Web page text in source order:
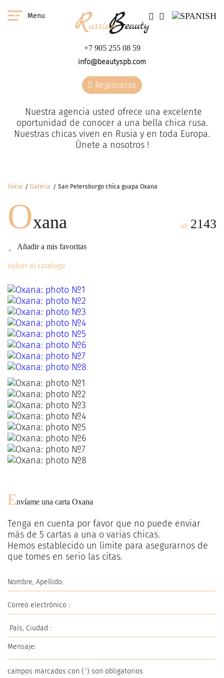
Menu
+7 905 255 08 59
info@beautyspb.com
Registrarse
Nuestra agencia usted ofrece una excelente
oportunidad de conocer a una bella chica rusa.
Nuestras сhicas viven en Rusia y en toda Europa.
Únete a nosotros !
Inicio Galeria San Petersburgo chica guapa Oxana
Oxana
Añadir a mis favoritas
id: 2143
Volver al catalogo
Envíame una carta Oxana
Tenga en cuenta por favor que no puede enviar
más de 5 cartas a una o varias chicas.
Hemos establecido un límite para asegurarnos de
que tomes en serio las citas.
campos marcados con (*) son obligatorios